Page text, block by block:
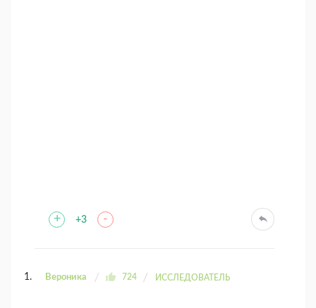
+ +3 -
Вероника 724 ИССЛЕДОВАТЕЛЬ